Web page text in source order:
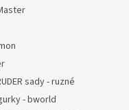
sady - ruzné
- bworld